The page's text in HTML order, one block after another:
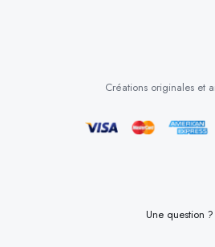
Créations originales et
Une question ?